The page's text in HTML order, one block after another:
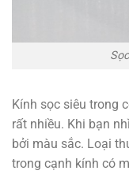
Kính sọc siêu trong
rất nhiều. Khi bạn
bởi màu sắc. Loại
trong cạnh kính có